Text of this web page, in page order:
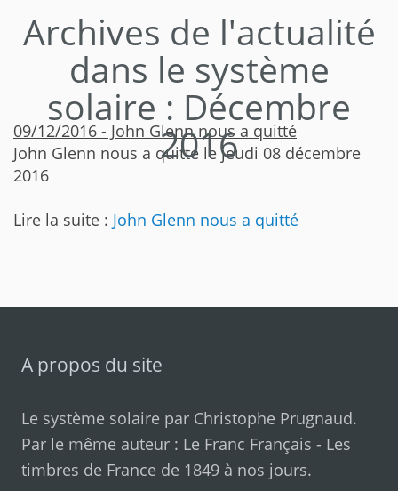
Archives de l'actualité
dans le système
solaire : Décembre
2016
09/12/2016 - John Glenn nous a quitté
John Glenn nous a quitté le jeudi 08 décembre
2016
Lire la suite : John Glenn nous a quitté
A propos du site
Le système solaire par Christophe Prugnaud.
Par le même auteur : Le Franc Français - Les
timbres de France de 1849 à nos jours.